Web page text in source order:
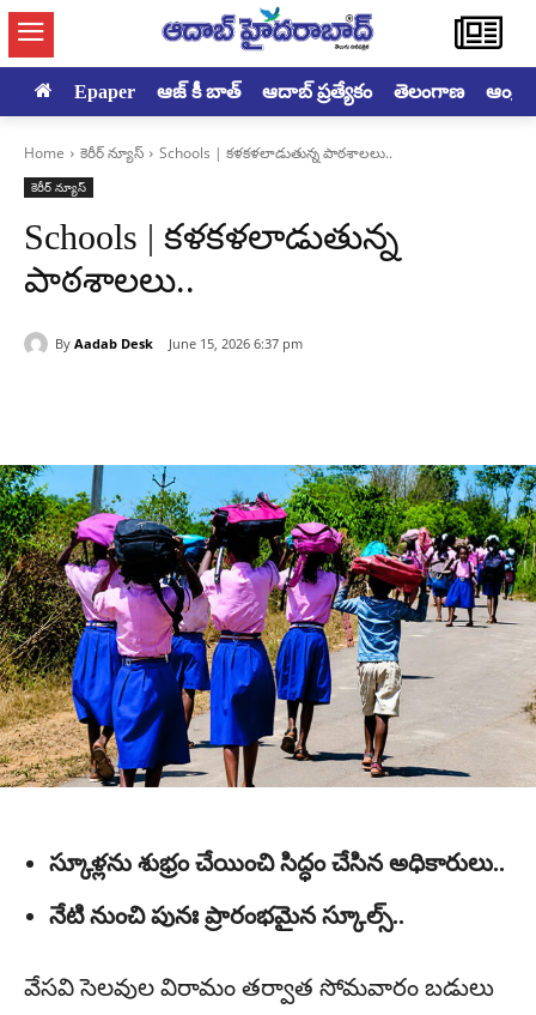
Epaper ఆజ్ కీ బాత్ ఆదాబ్ ప్రత్యేకం తెలంగాణ
Home కెరీర్ న్యూస్ Schools | కళకళలాడుతున్న పాఠశాలలు..
కెరీర్ న్యూస్
Schools | కళకళలాడుతున్న
పాఠశాలలు..
By Aadab Desk June 15, 2026 6:37 pm
స్కూళ్లను శుభ్రం చేయించి సిద్ధం చేసిన అధికారులు..
నేటి నుంచి పునః ప్రారంభమైన స్కూల్స్..
వేసవి సెలవుల విరామం తర్వాత సోమవారం బడులు